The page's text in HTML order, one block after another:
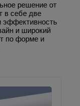
решение от
в себе две
эффективность
и широкий
по форме и